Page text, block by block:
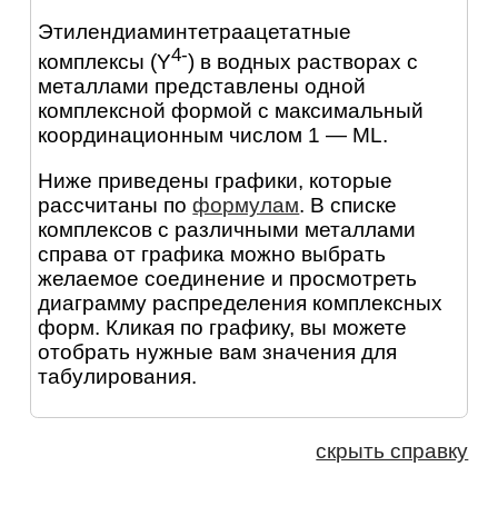
Этилендиаминтетраацетатные
комплексы (Y4-) в водных растворах с
металлами представлены одной
комплексной формой с максимальный
координационным числом 1 — ML.
Ниже приведены графики, которые
рассчитаны поформулам. В списке
комплексов с различными металлами
справа от графика можно выбрать
желаемое соединение и просмотреть
диаграмму распределения комплексных
форм. Кликая по графику, вы можете
отобрать нужные вам значения для
табулирования.
скрыть справку